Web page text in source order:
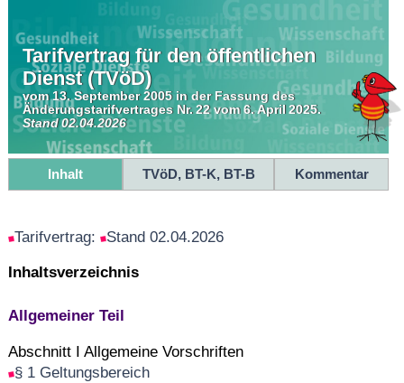
Tarifvertrag für den öffentlichen
Dienst (TVöD)
vom 13. September 2005 in der Fassung des
Änderungstarifvertrages Nr. 22 vom 6. April 2025.
Stand 02.04.2026
Inhalt TVöD, BT-K, BT-B Kommentar
Tarifvertrag: Stand 02.04.2026
Inhaltsverzeichnis
Allgemeiner Teil
Abschnitt I Allgemeine Vorschriften
§ 1 Geltungsbereich